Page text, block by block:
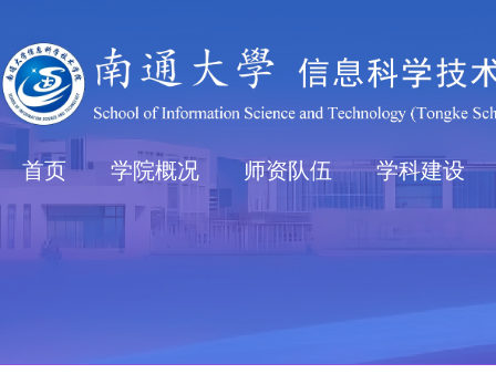
首页 学院概况 师资队伍 学科建设